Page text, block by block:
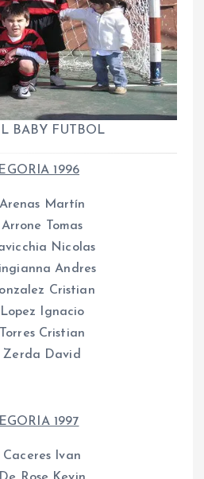
BABY FUTBOL
1996
Arenas Martín
Arrone Tomas
Nicolas
Andres
Cristian
Lopez Ignacio
Torres Cristian
Zerda David
1997
Caceres Ivan